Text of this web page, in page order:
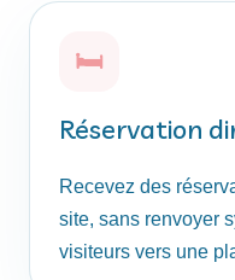
🛏
Réservation
Recevez des
site, sans renvoyer
visiteurs vers une